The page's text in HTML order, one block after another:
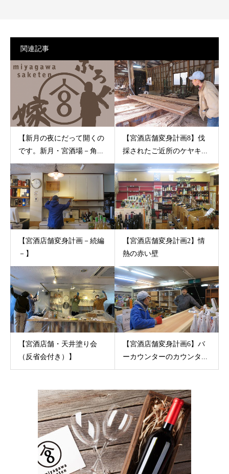
関連記事
【新月の夜にだって開くの
です。新月・宮酒場－角...
【宮酒店舗変身計画8】伐
採されたご近所のケヤキ...
【宮酒店舗変身計画－続編
－】
【宮酒店舗変身計画2】情
熱の赤い壁
【宮酒店舗・天井塗り会
（反省会付き）】
【宮酒店舗変身計画6】バ
ーカウンターのカウンタ...